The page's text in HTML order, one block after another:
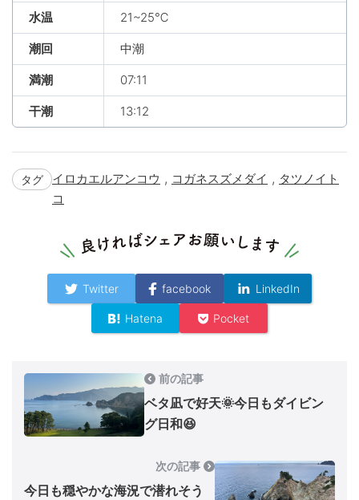
水温 21~25℃
潮回 中潮
満潮 07:11
干潮 13:12
タグ イロカエルアンコウ , コガネスズメダイ , タツノイト
コ
Twitter facebook LinkedIn
Hatena Pocket
前の記事
ベタ凪で好天🌞今日もダイビン
グ日和😆
次の記事
今日も穏やかな海況で潜れそう